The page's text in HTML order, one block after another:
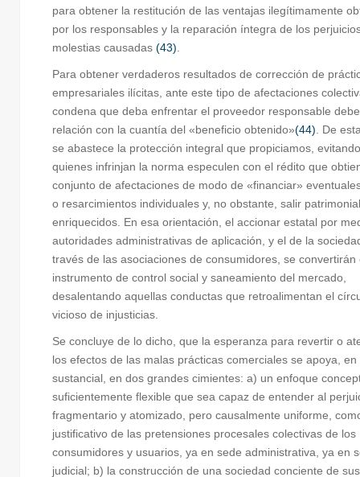
para obtener la restitución de las ventajas ilegítimamente
por los responsables y la reparación íntegra de los
molestias causadas (43)
Para obtener verdaderos resultados de corrección de
empresariales ilícitas, ante este tipo de afectaciones
condena que deba enfrentar el proveedor responsable
relación con la cuantía del «beneficio obtenido»(44) . De
se abastece la protección integral que propiciamos,
quienes infrinjan la norma especulen con el rédito que
conjunto de afectaciones de modo de «financiar»
o resarcimientos individuales y, no obstante, salir
enriquecidos. En esa orientación, el accionar estatal por
autoridades administrativas de aplicación, y el de la
través de las asociaciones de consumidores, se convertirán
instrumento de control social y saneamiento del mercado,
desalentando aquellas conductas que retroalimentan el
vicioso de injusticias.
Se concluye de lo dicho, que la esperanza para revertir o
los efectos de las malas prácticas comerciales se apoya, en
sustancial, en dos grandes cimientes: a) un enfoque
suficientemente flexible que sea capaz de entender al
fragmentario y atomizado, pero causalmente uniforme,
justificativo de las pretensiones procesales colectivas de los
consumidores y usuarios, ya en sede administrativa, ya en
judicial; b) la construcción de una sociedad conciente de sus